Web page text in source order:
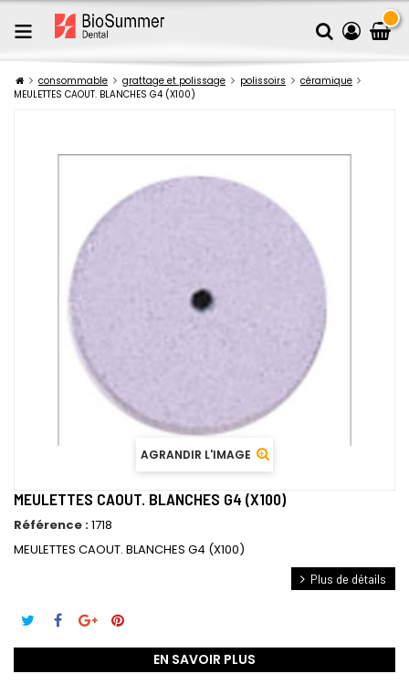
consommable grattage et polissage polissoirs
céramique
MEULETTES CAOUT. BLANCHES G4 (X100)
AGRANDIR L'IMAGE
MEULETTES CAOUT. BLANCHES G4 (X100)
Référence :1718
MEULETTES CAOUT. BLANCHES G4 (X100)
Plus de détails
EN SAVOIR PLUS